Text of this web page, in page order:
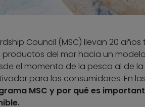
Council (MSC) llevan 20
del mar hacia un
el momento de la pesca al de
para los consumidores. En
MSC y por qué es